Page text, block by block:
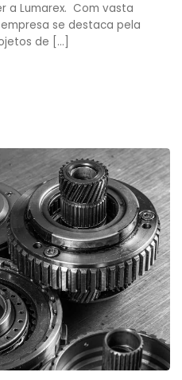
a Lumarex. Com vasta
se destaca pela
de […]